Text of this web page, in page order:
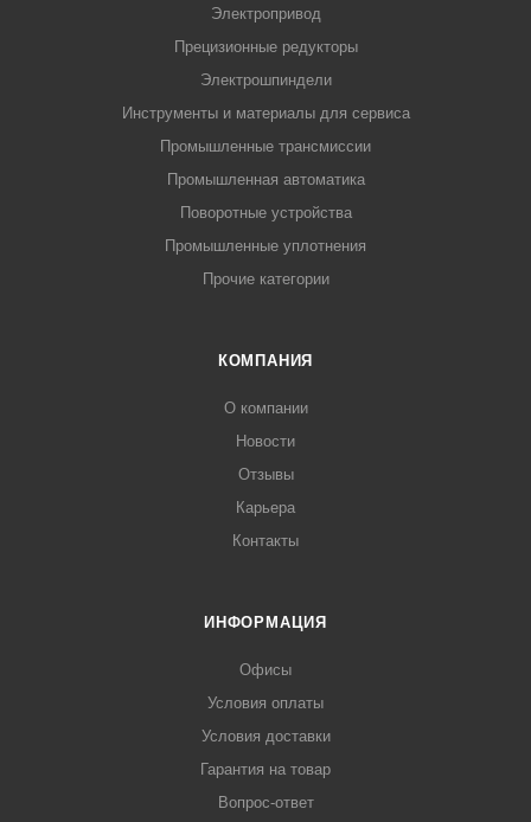
Электропривод
Прецизионные редукторы
Электрошпиндели
Инструменты и материалы для сервиса
Промышленные трансмиссии
Промышленная автоматика
Поворотные устройства
Промышленные уплотнения
Прочие категории
КОМПАНИЯ
О компании
Новости
Отзывы
Карьера
Контакты
ИНФОРМАЦИЯ
Офисы
Условия оплаты
Условия доставки
Гарантия на товар
Вопрос-ответ